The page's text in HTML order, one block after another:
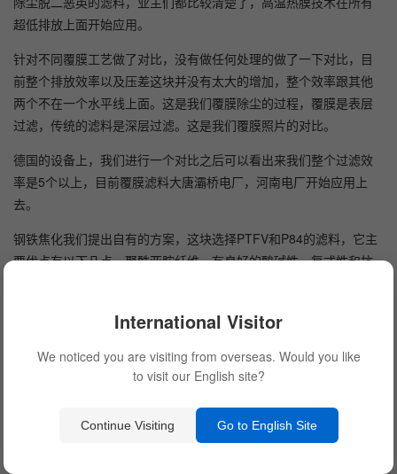
超低排放上面开始应用。
针对不同覆膜工艺做了对比，没有做任何处理的做了一下对比，目
前整个排放效率以及压差这块并没有太大的增加，整个效率跟其他
两个不在一个水平线上面。这是我们覆膜除尘的过程，覆膜是表层
过滤，传统的滤料是深层过滤。这是我们覆膜照片的对比。
德国的设备上，我们进行一个对比之后可以看出来我们整个过滤效
率是5个以上，目前覆膜滤料大唐灞桥电厂，河南电厂开始应用上
去。
钢铁焦化我们提出自有的方案，这块选择PTFV和P84的滤料，它主
要优点有以下几点，聚酰亚胺纤维，有良好的酸碱性，复式性和抗
这是过滤性能的测试，孔径目前通过我们孔径突破也是把孔径控制
在相对特别集中，控制在0.34%、3.46微米以内。通过压差检测看到
目前来说过滤性达到4个9以上，从催化剂技术上面进行一个分享。
对于我们催化剂第一个技术，因为目前我们公司具有再生资质，我
International Visitor
We noticed you are visiting from overseas. Would you like
to visit our English site?
Continue Visiting Go to English Site